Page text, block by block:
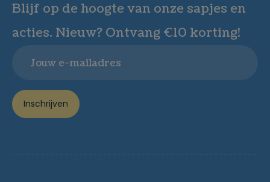
Blijf op de hoogte van onze sapjes en
acties. Nieuw? Ontvang €10 korting!
Inschrijven